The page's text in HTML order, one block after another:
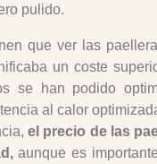
pulido.
que ver las
un coste
se han podido
al calor
el precio de las
aunque es